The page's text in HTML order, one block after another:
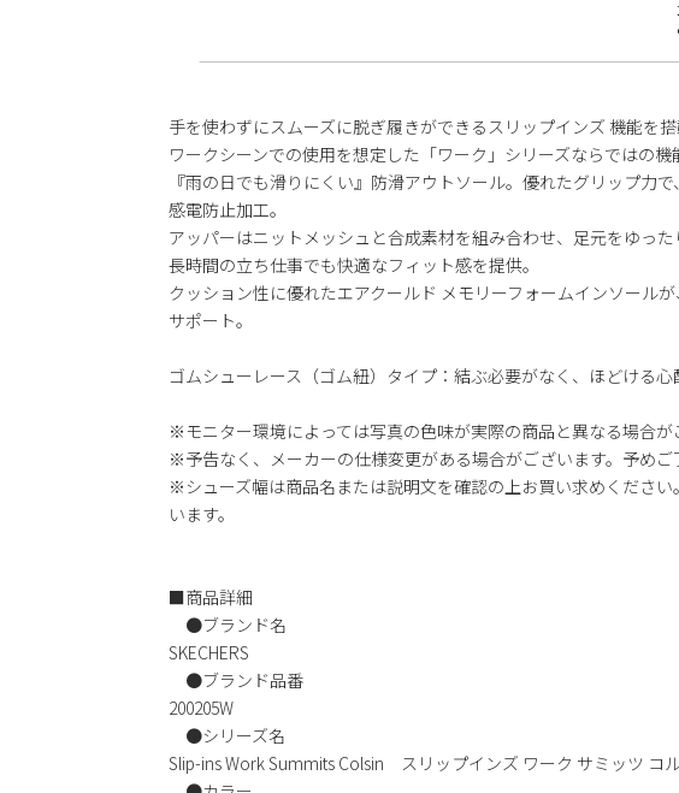
手を使わずにスムーズに脱ぎ履きができるスリップインズ 機能を搭
ワークシーンでの使用を想定した「ワーク」シリーズならではの機
『雨の日でも滑りにくい』防滑アウトソール。優れたグリップ力で
感電防止加工。
アッパーはニットメッシュと合成素材を組み合わせ、足元をゆった
長時間の立ち仕事でも快適なフィット感を提供。
クッション性に優れたエアクールド メモリーフォームインソール
サポート。
ゴムシューレース（ゴム紐）タイプ：結ぶ必要がなく、ほどける心
※モニター環境によっては写真の色味が実際の商品と異なる場合が
※予告なく、メーカーの仕様変更がある場合がございます。予めご
※シューズ幅は商品名または説明文を確認の上お買い求めくださ
います。
■商品詳細
●ブランド名
SKECHERS
●ブランド品番
200205W
●シリーズ名
Slip-ins Work Summits Colsin スリップインズ ワーク サミッツ コ